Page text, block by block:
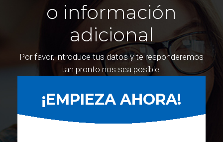
o información
adicional
Por favor, introduce tus datos y te responderemos
tan pronto nos sea posible.
¡EMPIEZA AHORA!